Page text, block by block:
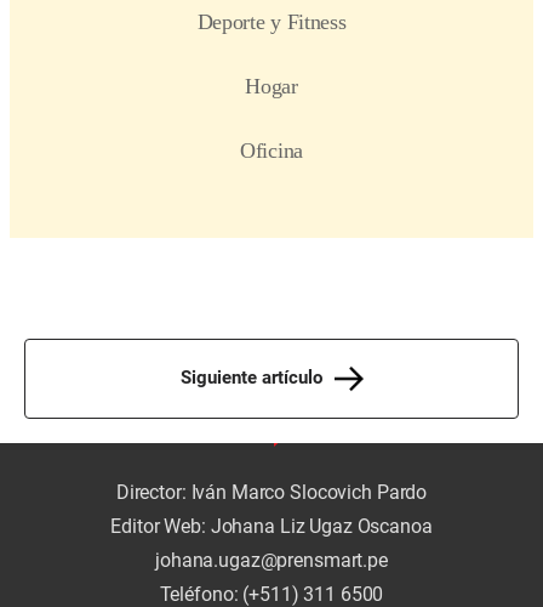
Siguiente artículo
Director: Iván Marco Slocovich Pardo
Editor Web: Johana Liz Ugaz Oscanoa
johana.ugaz@prensmart.pe
Teléfono: (+511) 311 6500